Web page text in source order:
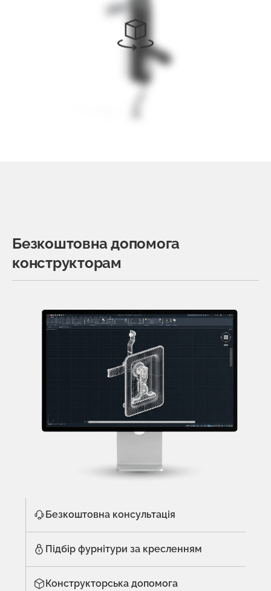
Безкоштовна допомога
конструкторам
Безкоштовна консультація
Підбір фурнітури за кресленням
Конструкторська допомога